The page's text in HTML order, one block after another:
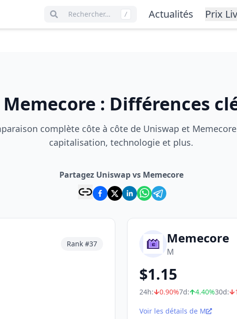
Rechercher… / Actualités Prix
Memecore : Différences
complète côte à côte de Uniswap et
capitalisation, technologie et plus.
Partagez Uniswap vs Memecore
Rank #37 Memecore
M
$1.15
24h: 0.90%7d: 4.40%30d:
Voir les détails de M